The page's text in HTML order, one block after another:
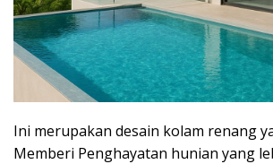
Ini merupakan desain kolam renang
Memberi Penghayatan hunian yang